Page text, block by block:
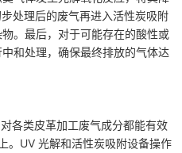
处理后的废气再进入活性炭吸附
。最后，对于可能存在的酸性或
和处理，确保最终排放的气体达
各类皮革加工废气成分都能有效
。UV 光解和活性炭吸附设备操作